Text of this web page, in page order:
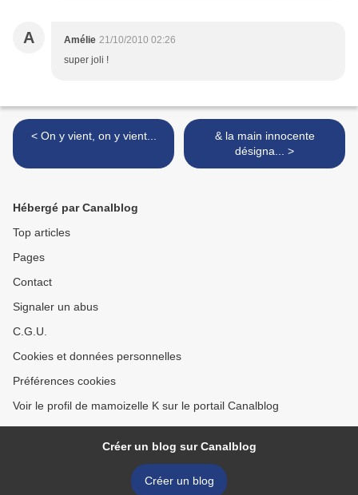
A Amélie 21/10/2010 02:26
super joli !
< On y vient, on y vient...
& la main innocente
désigna... >
Hébergé par Canalblog
Top articles
Pages
Contact
Signaler un abus
C.G.U.
Cookies et données personnelles
Préférences cookies
Voir le profil de mamoizelle K sur le portail Canalblog
Créer un blog sur Canalblog
Créer un blog